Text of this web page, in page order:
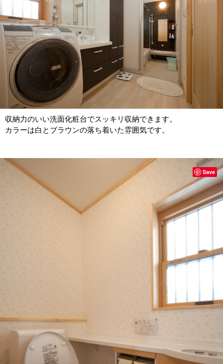
収納力のいい洗面化粧台でスッキリ収納できます。
カラーは白とブラウンの落ち着いた雰囲気です。
Save